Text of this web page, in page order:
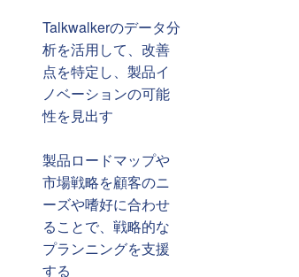
Talkwalkerのデータ分
析を活用して、改善
点を特定し、製品イ
ノベーションの可能
性を見出す
製品ロードマップや
市場戦略を顧客のニ
ーズや嗜好に合わせ
ることで、戦略的な
プランニングを支援
する